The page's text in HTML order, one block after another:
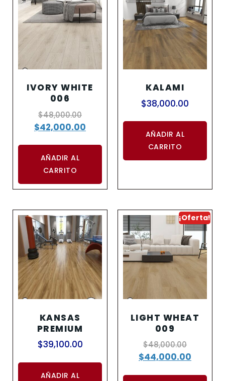
IVORY WHITE
006
$48,000.00
$42,000.00
AÑADIR AL
CARRITO
KALAMI
$38,000.00
AÑADIR AL
CARRITO
KANSAS
PREMIUM
$39,100.00
AÑADIR AL
¡Oferta!
LIGHT WHEAT
009
$48,000.00
$44,000.00